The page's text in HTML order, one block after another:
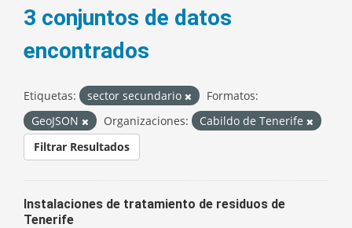
3 conjuntos de datos
encontrados
Etiquetas: sector secundario
Formatos:
GeoJSON
Organizaciones:
Cabildo de Tenerife
Filtrar Resultados
Instalaciones de tratamiento de residuos de
Tenerife